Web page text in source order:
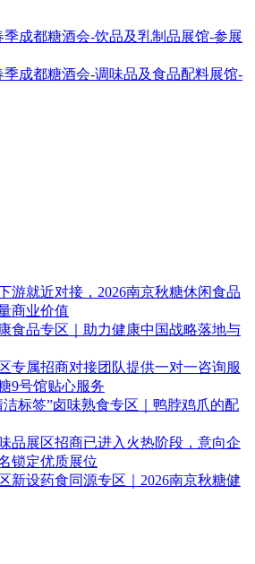
季成都糖酒会-饮品及乳制品展馆-参展
季成都糖酒会-调味品及食品配料展馆-
游就近对接，2026南京秋糖休闲食品
商业价值
食品专区｜助力健康中国战略落地与
专属招商对接团队提供一对一咨询服
9号馆贴心服务
洁标签”卤味熟食专区｜鸭脖鸡爪的配
品展区招商已进入火热阶段，意向企
锁定优质展位
新设药食同源专区｜2026南京秋糖健